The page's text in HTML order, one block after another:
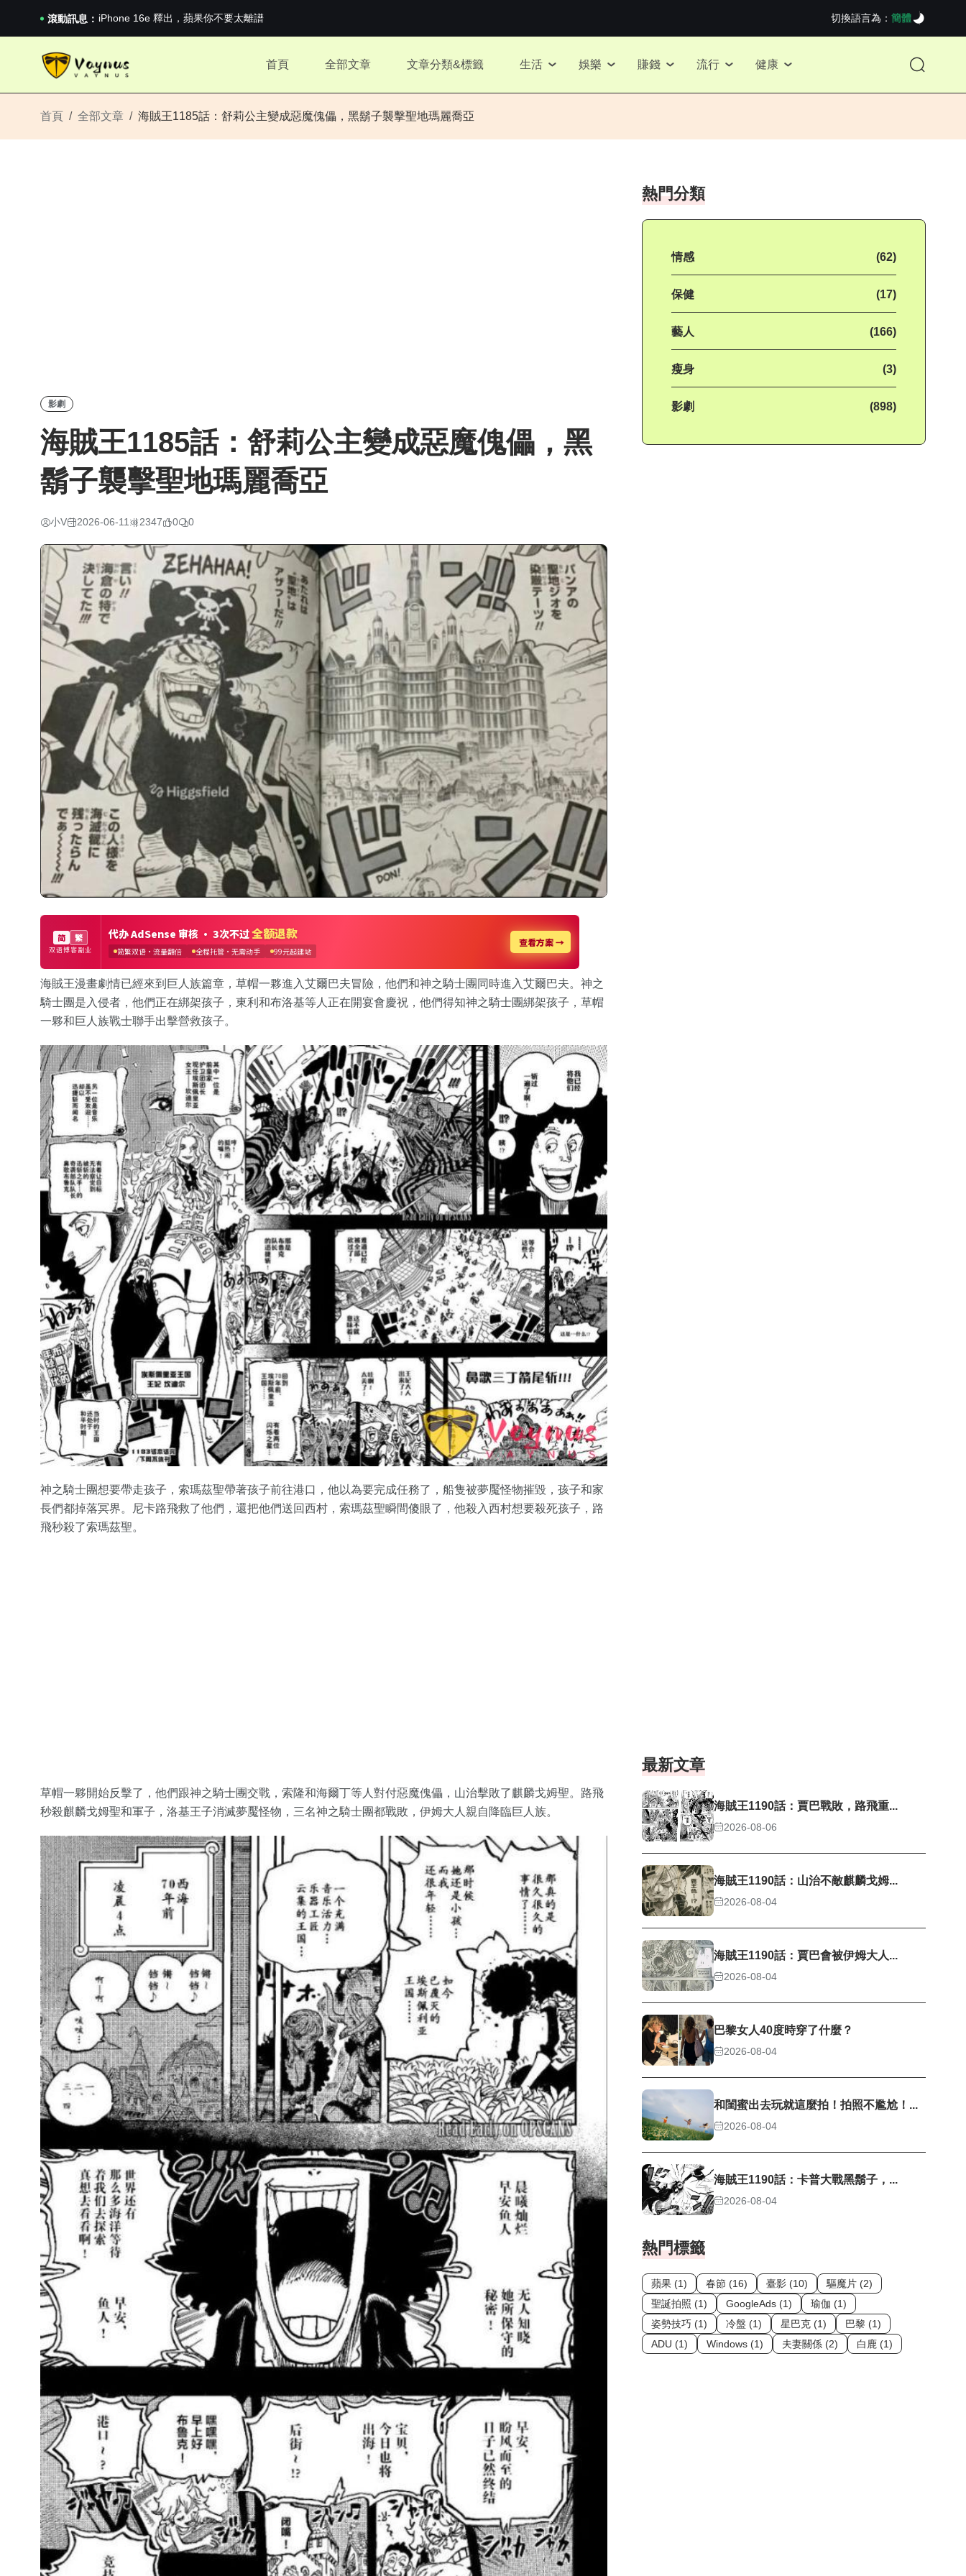
滾動訊息： iPhone 16e 釋出，蘋果你不要太離譜
2026澳網男單收官：全滿貫對上全滿亞，德約...
iPhone 16e 釋出，蘋果你不要太離譜
切換語言為： 簡體
首頁 全部文章 文章分類&標籤 生活 娛樂 賺錢 流行 健康
首頁 全部文章 海賊王1185話：舒莉公主變成惡魔傀儡，黑鬍子襲擊聖地瑪麗喬亞
影劇
海賊王1185話：舒莉公主變成惡魔傀儡，黑
鬍子襲擊聖地瑪麗喬亞
小V 2026-06-11 2347 0 0
海賊王漫畫劇情已經來到巨人族篇章，草帽一夥進入艾爾巴夫冒險，他們和神之騎士團同時進入艾爾巴夫。神之
騎士團是入侵者，他們正在綁架孩子，東利和布洛基等人正在開宴會慶祝，他們得知神之騎士團綁架孩子，草帽
一夥和巨人族戰士聯手出擊營救孩子。
神之騎士團想要帶走孩子，索瑪茲聖帶著孩子前往港口，他以為要完成任務了，船隻被夢魘怪物摧毀，孩子和家
長們都掉落冥界。尼卡路飛救了他們，還把他們送回西村，索瑪茲聖瞬間傻眼了，他殺入西村想要殺死孩子，路
飛秒殺了索瑪茲聖。
草帽一夥開始反擊了，他們跟神之騎士團交戰，索隆和海爾丁等人對付惡魔傀儡，山治擊敗了麒麟戈姆聖。路飛
秒殺麒麟戈姆聖和軍子，洛基王子消滅夢魘怪物，三名神之騎士團都戰敗，伊姆大人親自降臨巨人族。
熱門分類
情感 (62)
保健 (17)
藝人 (166)
瘦身 (3)
影劇 (898)
最新文章
海賊王1190話：賈巴戰敗，路飛重...
2026-08-06
海賊王1190話：山治不敵麒麟戈姆...
2026-08-04
海賊王1190話：賈巴會被伊姆大人...
2026-08-04
巴黎女人40度時穿了什麼？
2026-08-04
和閨蜜出去玩就這麼拍！拍照不尷尬！...
2026-08-04
海賊王1190話：卡普大戰黑鬍子，...
2026-08-04
熱門標籤
蘋果 (1) 春節 (16) 臺影 (10)
驅魔片 (2)
聖誕拍照 (1)
GoogleAds (1)
瑜伽 (1)
姿勢技巧 (1)
冷盤 (1) 星巴克 (1)
巴黎 (1)
ADU (1)
Windows (1) 夫妻關係 (2) 白鹿 (1)